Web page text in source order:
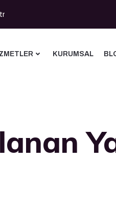
KURUMSAL